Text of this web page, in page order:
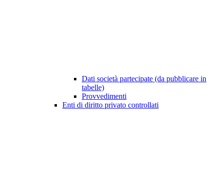
Dati società partecipate (da pubblicare in
tabelle)
Provvedimenti
Enti di diritto privato controllati